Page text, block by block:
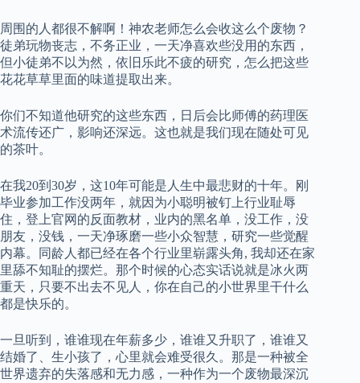
周围的人都很不解啊！神农老师怎么会收这么个废物？
徒弟玩物丧志，不务正业，一天净喜欢些没用的东西，
但小徒弟不以为然，依旧乐此不疲的研究，怎么把这些
花花草草里面的味道提取出来。
你们不知道他研究的这些东西，日后会比师傅的药理医
术流传还广，影响还深远。这也就是我们现在随处可见
的茶叶。
在我20到30岁，这10年可能是人生中最悲财的十年。刚
毕业参加工作没两年，就因为小聪明被钉上行业耻辱
住，登上官网的反面教材，业内的黑名单，没工作，没
朋友，没钱，一天净琢磨一些小众智慧，研究一些觉醒
内幕。同龄人都已经在各个行业里崭露头角, 我却还在家
里舔不知耻的摆烂。那个时候的心态实话说就是冰火两
重天，只要不出去不见人，你在自己的小世界里干什么
都是快乐的。
一旦听到，谁谁现在年薪多少，谁谁又升职了，谁谁又
结婚了、生小孩了，心里就会难受很久。那是一种被全
世界遗弃的失落感和无力感，一种作为一个废物最深沉